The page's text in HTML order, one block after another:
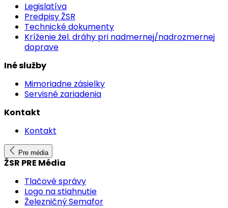
Legislatíva
Predpisy ŽSR
Technické dokumenty
Kríženie žel. dráhy pri nadmernej/nadrozmernej
doprave
Iné služby
Mimoriadne zásielky
Servisné zariadenia
Kontakt
Kontakt
Pre média
ŽSR PRE Média
Tlačové správy
Logo na stiahnutie
Železničný Semafor